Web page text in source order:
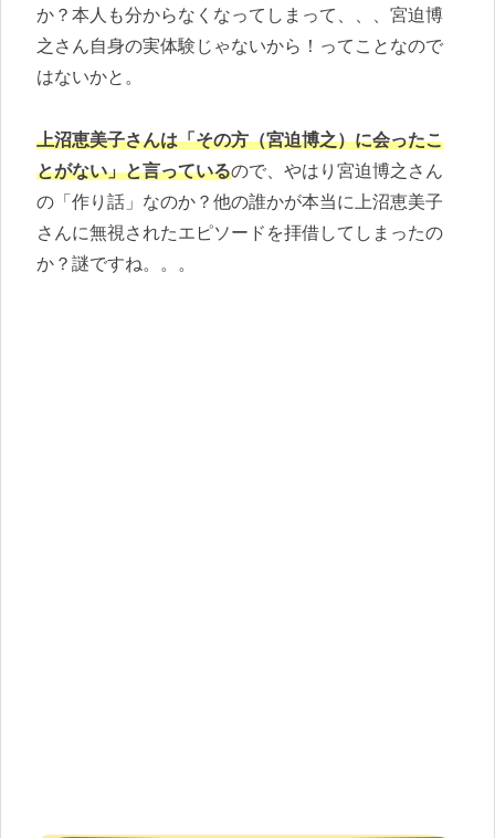
か？本人も分からなくなってしまって、、、宮迫博
之さん自身の実体験じゃないから！ってことなので
はないかと。
上沼恵美子さんは「その方（宮迫博之）に会ったこ
とがない」と言っているので、やはり宮迫博之さん
の「作り話」なのか？他の誰かが本当に上沼恵美子
さんに無視されたエピソードを拝借してしまったの
か？謎ですね。。。